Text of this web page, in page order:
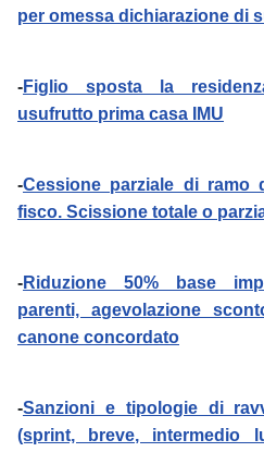
per omessa dichiarazione di
-Figlio sposta la
usufrutto prima casa IMU
-Cessione parziale di ramo
fisco. Scissione totale o
-Riduzione 50% base
parenti, agevolazione
canone concordato
-Sanzioni e tipologie di
(sprint, breve, intermedio